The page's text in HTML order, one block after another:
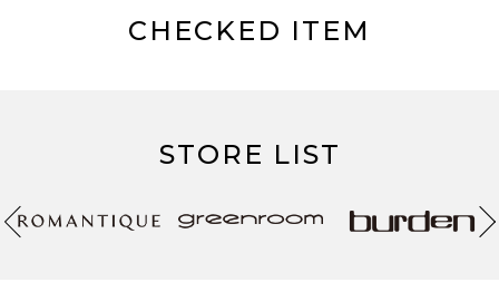
CHECKED ITEM
STORE LIST